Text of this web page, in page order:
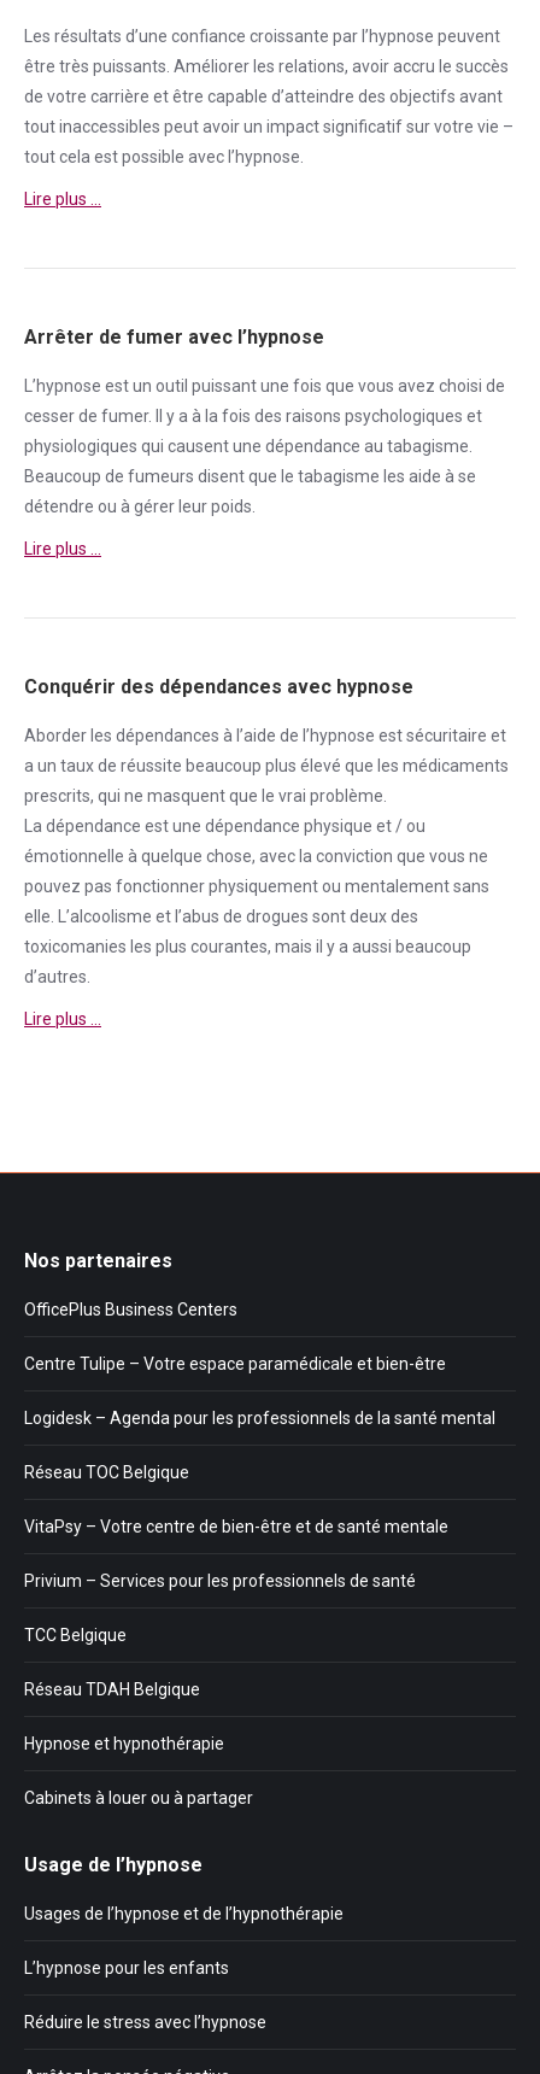
Les résultats d’une confiance croissante par l’hypnose peuvent
être très puissants. Améliorer les relations, avoir accru le succès
de votre carrière et être capable d’atteindre des objectifs avant
tout inaccessibles peut avoir un impact significatif sur votre vie –
tout cela est possible avec l’hypnose.
Lire plus …
Arrêter de fumer avec l’hypnose
L’hypnose est un outil puissant une fois que vous avez choisi de
cesser de fumer. Il y a à la fois des raisons psychologiques et
physiologiques qui causent une dépendance au tabagisme.
Beaucoup de fumeurs disent que le tabagisme les aide à se
détendre ou à gérer leur poids.
Lire plus …
Conquérir des dépendances avec hypnose
Aborder les dépendances à l’aide de l’hypnose est sécuritaire et
a un taux de réussite beaucoup plus élevé que les médicaments
prescrits, qui ne masquent que le vrai problème.
La dépendance est une dépendance physique et / ou
émotionnelle à quelque chose, avec la conviction que vous ne
pouvez pas fonctionner physiquement ou mentalement sans
elle. L’alcoolisme et l’abus de drogues sont deux des
toxicomanies les plus courantes, mais il y a aussi beaucoup
d’autres.
Lire plus …
Nos partenaires
OfficePlus Business Centers
Centre Tulipe – Votre espace paramédicale et bien-être
Logidesk – Agenda pour les professionnels de la santé mental
Réseau TOC Belgique
VitaPsy – Votre centre de bien-être et de santé mentale
Privium – Services pour les professionnels de santé
TCC Belgique
Réseau TDAH Belgique
Hypnose et hypnothérapie
Cabinets à louer ou à partager
Usage de l’hypnose
Usages de l’hypnose et de l’hypnothérapie
L’hypnose pour les enfants
Réduire le stress avec l’hypnose